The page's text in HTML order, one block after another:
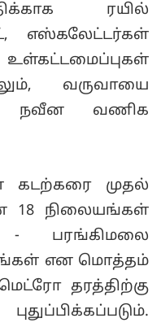
ரயில்
எஸ்கலேட்டர்கள்
வருவாயை
நவீன வணிக
முதல்
18 நிலையங்கள்
- பரங்கிமலை
என மொத்தம்
தரத்திற்கு